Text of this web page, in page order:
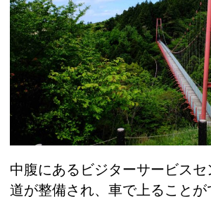
中腹にあるビジターサービス
道が整備され、車で上ることが